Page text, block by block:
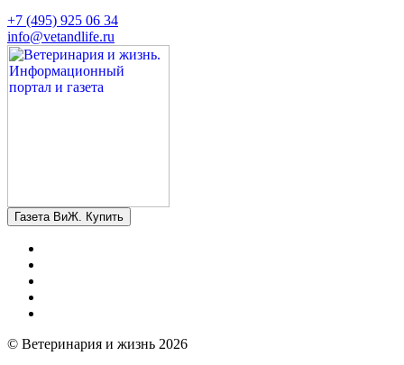
+7 (495) 925 06 34
info@vetandlife.ru
Газета ВиЖ. Купить
© Ветеринария и жизнь 2026